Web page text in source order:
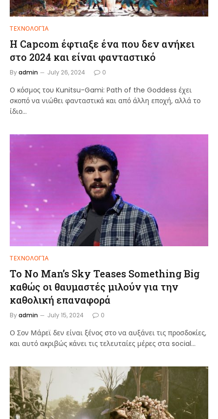
ΤΕΧΝΟΛΟΓΊΑ
Η Capcom έφτιαξε ένα που δεν ανήκει
στο 2024 και είναι φανταστικό
Byadmin July 26, 2024 0
Ο κόσμος του Kunitsu-Gami: Path of the Goddess έχει
σκοπό να νιώθει φανταστικά και από άλλη εποχή, αλλά το
ίδιο…
ΤΕΧΝΟΛΟΓΊΑ
Το No Man’s Sky Teases Something Big
καθώς οι θαυμαστές μιλούν για την
καθολική επαναφορά
Byadmin July 15, 2024 0
Ο Σον Μάρεϊ δεν είναι ξένος στο να αυξάνει τις προσδοκίες,
και αυτό ακριβώς κάνει τις τελευταίες μέρες στα social…